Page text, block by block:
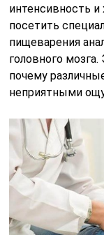
интенсивность и
посетить
пищеварения
головного
почему
неприятными